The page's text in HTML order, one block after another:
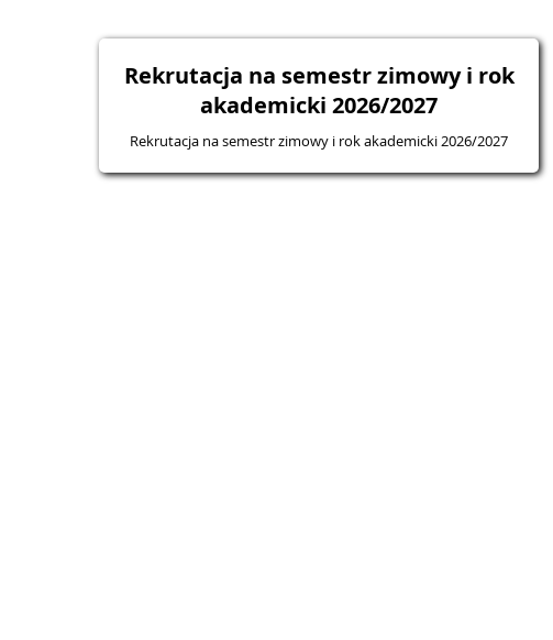
Rekrutacja na semestr zimowy i rok
akademicki 2026/2027
Rekrutacja na semestr zimowy i rok akademicki 2026/2027